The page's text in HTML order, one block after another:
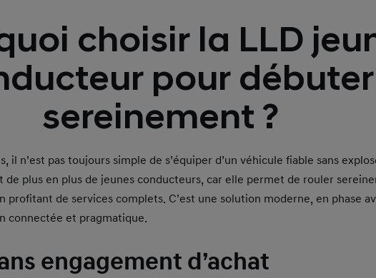
choisir la LLD
pour débuter
sereinement ?
il n’est pas toujours simple de s’équiper d’un véhicule fiable sans
plus en plus de jeunes conducteurs, car elle permet de rouler
profitant de services complets. C’est une solution moderne, en phase
connectée et pragmatique.
engagement d’achat